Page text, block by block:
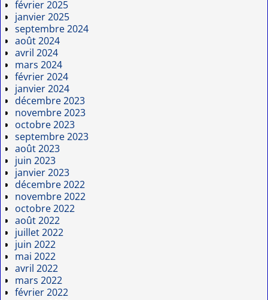
février 2025
janvier 2025
septembre 2024
août 2024
avril 2024
mars 2024
février 2024
janvier 2024
décembre 2023
novembre 2023
octobre 2023
septembre 2023
août 2023
juin 2023
janvier 2023
décembre 2022
novembre 2022
octobre 2022
août 2022
juillet 2022
juin 2022
mai 2022
avril 2022
mars 2022
février 2022